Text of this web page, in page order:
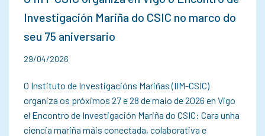
Investigación Mariña do CSIC no marco do
seu 75 aniversario
29/04/2026
O Instituto de Investigacións Mariñas (IIM-CSIC)
organiza os próximos 27 e 28 de maio de 2026 en Vigo
el Encontro de Investigación Mariña do CSIC: Cara unha
ciencia mariña máis conectada, colaborativa e